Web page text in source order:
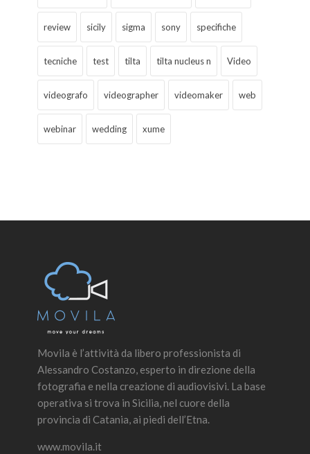
review sicily sigma sony specifiche
tecniche test tilta tilta nucleus n Video
videografo videographer videomaker web
webinar wedding xume
Movila è l’attività da libero professionista di
Alessandro Costanzo, esperto in direzione della
fotografia e nella creazione di audiovisivi. La base
operativa si trova in Sicilia, nel cuore della
provincia di Catania, ai piedi dell’Etna.
www.movila.it